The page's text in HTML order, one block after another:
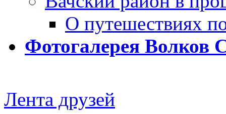
О путешествиях
Фотогалерея Волков
Лента друзей